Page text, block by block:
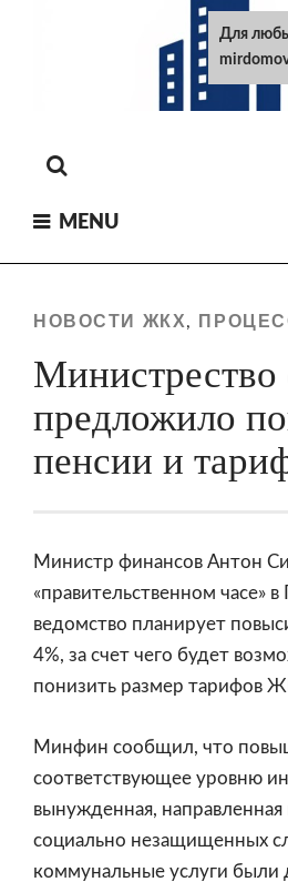
MENU
НОВОСТИ ЖКХ,
предложило
пенсии и
Министр финансов Антон
«правительственном часе» в
ведомство планирует
4%, за счет чего будет
понизить размер тарифов
Минфин сообщил, что
соответствующее уровню
вынужденная,
социально незащищенных
коммунальные услуги были
Для